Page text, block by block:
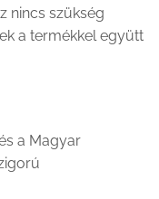
nincs szükség
a termékkel együtt
a Magyar